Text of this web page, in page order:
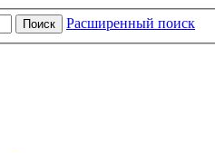
Поиск Расширенный поиск